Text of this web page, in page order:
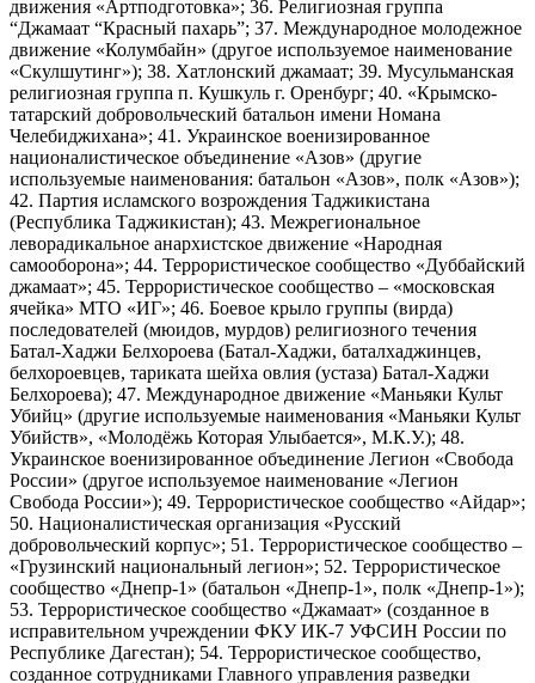
движения «Артподготовка»; 36. Религиозная группа
“Джамаат “Красный пахарь”; 37. Международное молодежное
движение «Колумбайн» (другое используемое наименование
«Скулшутинг»); 38. Хатлонский джамаат; 39. Мусульманская
религиозная группа п. Кушкуль г. Оренбург; 40. «Крымско-
татарский добровольческий батальон имени Номана
Челебиджихана»; 41. Украинское военизированное
националистическое объединение «Азов» (другие
используемые наименования: батальон «Азов», полк «Азов»);
42. Партия исламского возрождения Таджикистана
(Республика Таджикистан); 43. Межрегиональное
леворадикальное анархистское движение «Народная
самооборона»; 44. Террористическое сообщество «Дуббайский
джамаат»; 45. Террористическое сообщество – «московская
ячейка» МТО «ИГ»; 46. Боевое крыло группы (вирда)
последователей (мюидов, мурдов) религиозного течения
Батал-Хаджи Белхороева (Батал-Хаджи, баталхаджинцев,
белхороевцев, тариката шейха овлия (устаза) Батал-Хаджи
Белхороева); 47. Международное движение «Маньяки Культ
Убийц» (другие используемые наименования «Маньяки Культ
Убийств», «Молодёжь Которая Улыбается», М.К.У.); 48.
Украинское военизированное объединение Легион «Свобода
России» (другое используемое наименование «Легион
Свобода России»); 49. Террористическое сообщество «Айдар»;
50. Националистическая организация «Русский
добровольческий корпус»; 51. Террористическое сообщество –
«Грузинский национальный легион»; 52. Террористическое
сообщество «Днепр-1» (батальон «Днепр-1», полк «Днепр-1»);
53. Террористическое сообщество «Джамаат» (созданное в
исправительном учреждении ФКУ ИК-7 УФСИН России по
Республике Дагестан); 54. Террористическое сообщество,
созданное сотрудниками Главного управления разведки